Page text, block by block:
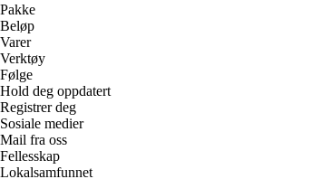
Pakke
Beløp
Varer
Verktøy
Følge
Hold deg oppdatert
Registrer deg
Sosiale medier
Mail fra oss
Fellesskap
Lokalsamfunnet